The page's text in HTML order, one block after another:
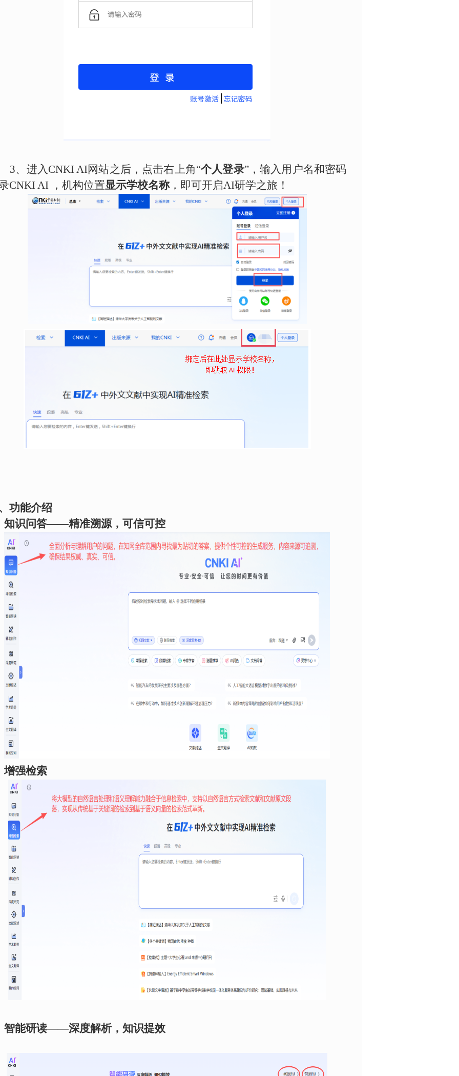
3、 进入CNKI AI网站之后，点击右上角“个人登录”，输入用户名和密码
CNKI AI ，机构位置显示学校名称，即可开启AI研学之旅！
功能介绍
知识问答——精准溯源，可信可控
增强检索
智能研读——深度解析，知识提效